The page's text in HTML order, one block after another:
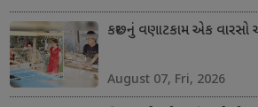
કચ્છનું વણાટકામ એક વારસો
August 07, Fri, 2026